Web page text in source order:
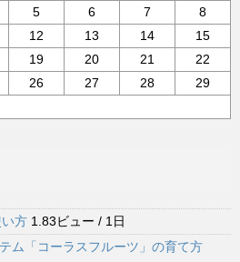
5 6 7
8
12 13 14
15
19 20 21
22
26 27 28
29
方 1.83ビュー / 1日
ム「コーラスフルーツ」の育て方